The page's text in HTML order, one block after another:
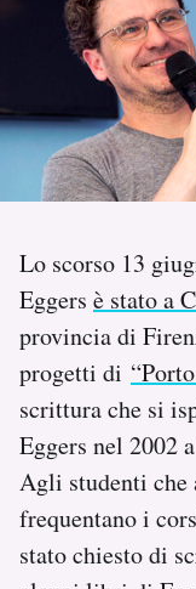
PODCAST
NEWSLETTER
SHOP
CALENDARIO
AREA
Newsletter
Lo scorso 13
Eggers è stato a
provincia di
progetti di
scrittura che si
Eggers nel 2002
Agli studenti che
frequentano i
stato chiesto di